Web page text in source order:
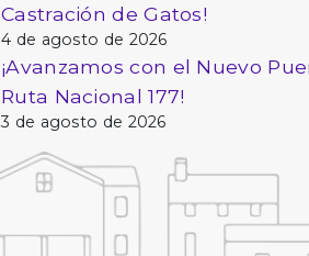
Castración de Gatos!
4 de agosto de 2026
¡Avanzamos con el Nuevo
Ruta Nacional 177!
3 de agosto de 2026